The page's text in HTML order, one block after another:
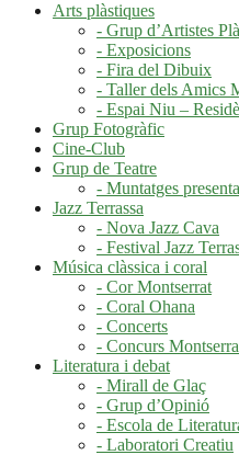
Arts plàstiques
- Grup d’Artistes
- Exposicions
- Fira del Dibuix
- Taller dels Amics
- Espai Niu –
Grup Fotogràfic
Cine-Club
Grup de Teatre
- Muntatges
Jazz Terrassa
- Nova Jazz Cava
- Festival Jazz
Música clàssica i coral
- Cor Montserrat
- Coral Ohana
- Concerts
- Concurs
Literatura i debat
- Mirall de Glaç
- Grup d’Opinió
- Escola de
- Laboratori Creatiu